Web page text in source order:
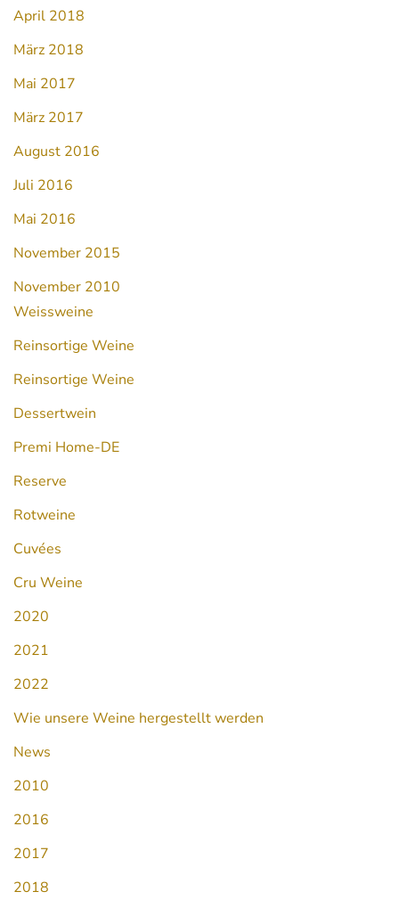
April 2018
März 2018
Mai 2017
März 2017
August 2016
Juli 2016
Mai 2016
November 2015
November 2010
Weissweine
Reinsortige Weine
Reinsortige Weine
Dessertwein
Premi Home-DE
Reserve
Rotweine
Cuvées
Cru Weine
2020
2021
2022
Wie unsere Weine hergestellt werden
News
2010
2016
2017
2018